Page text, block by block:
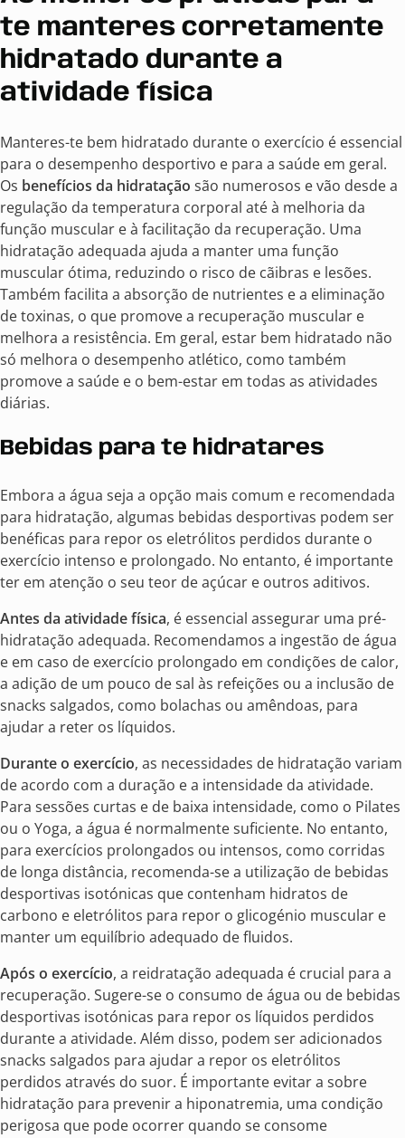
te manteres corretamente
hidratado durante a
atividade física
Manteres-te bem hidratado durante o exercício é essencial
para o desempenho desportivo e para a saúde em geral.
Os benefícios da hidratação são numerosos e vão desde a
regulação da temperatura corporal até à melhoria da
função muscular e à facilitação da recuperação. Uma
hidratação adequada ajuda a manter uma função
muscular ótima, reduzindo o risco de cãibras e lesões.
Também facilita a absorção de nutrientes e a eliminação
de toxinas, o que promove a recuperação muscular e
melhora a resistência. Em geral, estar bem hidratado não
só melhora o desempenho atlético, como também
promove a saúde e o bem-estar em todas as atividades
diárias.
Bebidas para te hidratares
Embora a água seja a opção mais comum e recomendada
para hidratação, algumas bebidas desportivas podem ser
benéficas para repor os eletrólitos perdidos durante o
exercício intenso e prolongado. No entanto, é importante
ter em atenção o seu teor de açúcar e outros aditivos.
Antes da atividade física, é essencial assegurar uma pré-
hidratação adequada. Recomendamos a ingestão de água
e em caso de exercício prolongado em condições de calor,
a adição de um pouco de sal às refeições ou a inclusão de
snacks salgados, como bolachas ou amêndoas, para
ajudar a reter os líquidos.
Durante o exercício, as necessidades de hidratação variam
de acordo com a duração e a intensidade da atividade.
Para sessões curtas e de baixa intensidade, como o Pilates
ou o Yoga, a água é normalmente suficiente. No entanto,
para exercícios prolongados ou intensos, como corridas
de longa distância, recomenda-se a utilização de bebidas
desportivas isotónicas que contenham hidratos de
carbono e eletrólitos para repor o glicogénio muscular e
manter um equilíbrio adequado de fluidos.
Após o exercício, a reidratação adequada é crucial para a
recuperação. Sugere-se o consumo de água ou de bebidas
desportivas isotónicas para repor os líquidos perdidos
durante a atividade. Além disso, podem ser adicionados
snacks salgados para ajudar a repor os eletrólitos
perdidos através do suor. É importante evitar a sobre
hidratação para prevenir a hiponatremia, uma condição
perigosa que pode ocorrer quando se consome